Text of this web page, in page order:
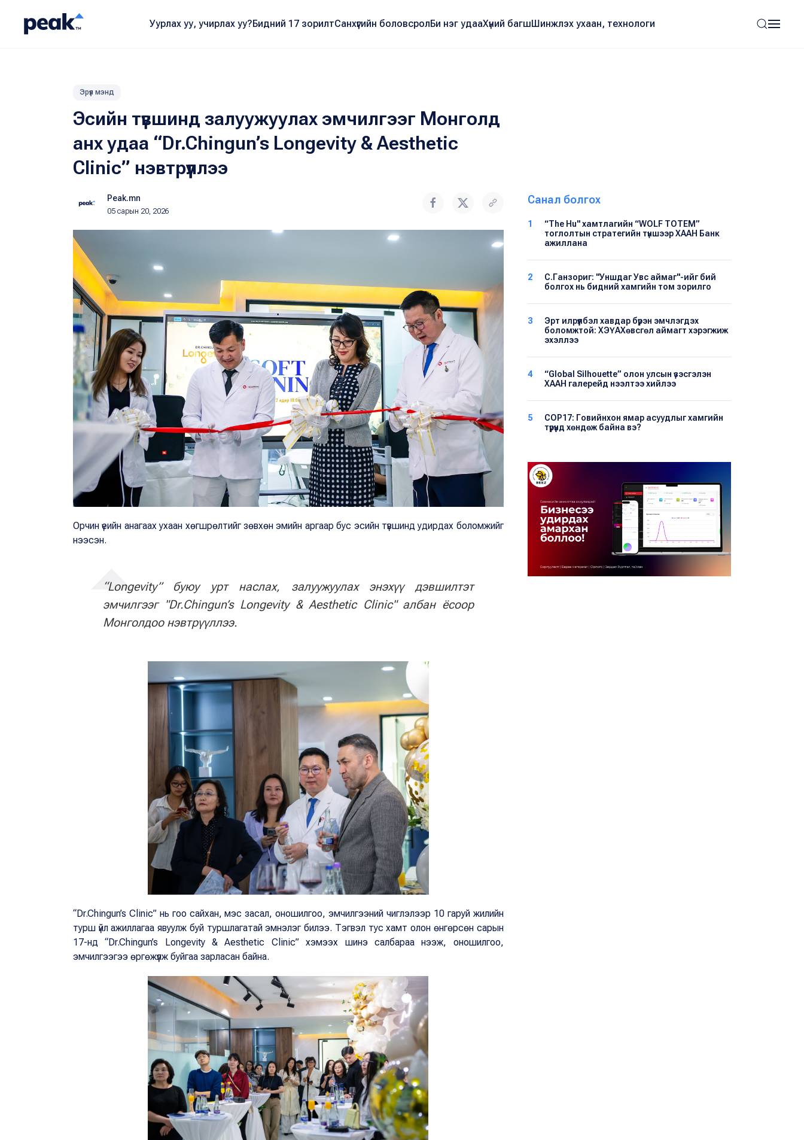
Уурлах уу, учирлах уу?Бидний 17 зорилтСанхүүгийн боловсролБи нэг удааХүний багшШинжлэх ухаан, технологи
Эрүүл мэнд
Эсийн түвшинд залуужуулах эмчилгээг Монголд
анх удаа “Dr.Chingun’s Longevity & Aesthetic
Clinic” нэвтрүүллээ
Peak.mn
05 сарын 20, 2026
Орчин үеийн анагаах ухаан хөгшрөлтийг зөвхөн эмийн аргаар бус эсийн түвшинд удирдах боломжийг
нээсэн.
“Longevity” буюу урт наслах, залуужуулах энэхүү дэвшилтэт
эмчилгээг "Dr.Chingun’s Longevity & Aesthetic Clinic" албан ёсоор
Монголдоо нэвтрүүллээ.
“Dr.Chingun’s Clinic” нь гоо сайхан, мэс засал, оношилгоо, эмчилгээний чиглэлээр 10 гаруй жилийн
турш үйл ажиллагаа явуулж буй туршлагатай эмнэлэг билээ. Тэгвэл тус хамт олон өнгөрсөн сарын
17-нд “Dr.Chingun’s Longevity & Aesthetic Clinic” хэмээх шинэ салбараа нээж, оношилгоо,
эмчилгээгээ өргөжүүлж буйгаа зарласан байна.
Санал болгох
1
“The Hu" хамтлагийн “WOLF TOTEM”
тоглолтын стратегийн түншээр ХААН Банк
ажиллана
2
С.Ганзориг: "Уншдаг Увс аймаг"-ийг бий
болгох нь бидний хамгийн том зорилго
3
Эрт илрүүлбэл хавдар бүрэн эмчлэгдэх
боломжтой: ХЭҮА​Хөвсгөл аймагт хэрэгжиж
эхэллээ
4
“Global Silhouette” олон улсын үзэсгэлэн
ХААН галерейд нээлтээ хийлээ
5
COP17: Говийнхон ямар асуудлыг хамгийн
түрүүнд хөндөж байна вэ?